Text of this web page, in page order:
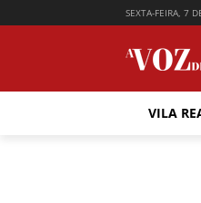
SEXTA-FEIRA, 7
VILA